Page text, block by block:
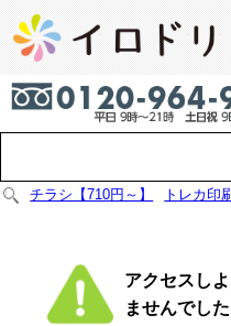
チラシ【710円～】 トレカ印刷
アクセスし
ませんでした